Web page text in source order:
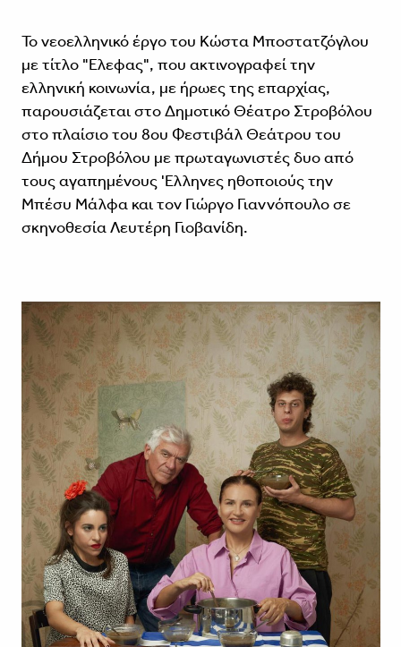
Το νεοελληνικό έργο του Κώστα Μποστατζόγλου
με τίτλο "Ελεφας", που ακτινογραφεί την
ελληνική κοινωνία, με ήρωες της επαρχίας,
παρουσιάζεται στο Δημοτικό Θέατρο Στροβόλου
στο πλαίσιο του 8ου Φεστιβάλ Θεάτρου του
Δήμου Στροβόλου με πρωταγωνιστές δυο από
τους αγαπημένους 'Ελληνες ηθοποιούς την
Μπέσυ Μάλφα και τον Γιώργο Γιαννόπουλο σε
σκηνοθεσία Λευτέρη Γιοβανίδη.